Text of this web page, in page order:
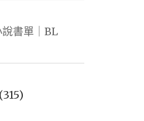
書單｜BL